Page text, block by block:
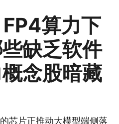
算力下
缺乏软件
念股暗藏
芯片正推动大模型端侧落